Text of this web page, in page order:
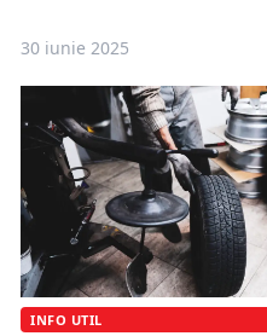
30 iunie 2025
INFO UTIL